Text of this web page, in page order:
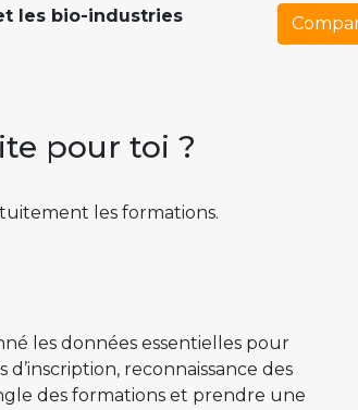
les bio-industries
pour toi ?
les formations.
les données essentielles pour
reconnaissance des
des formations et prendre une